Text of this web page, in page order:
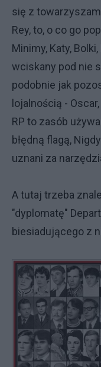
się z
Rey, to, o co go
Minimy, Katy,
wciskany pod nie
podobnie jak
lojalnością -
RP to zasób
błędną flagą,
uznani za
A tutaj trzeba
"dyplomatę"
biesiadującego z